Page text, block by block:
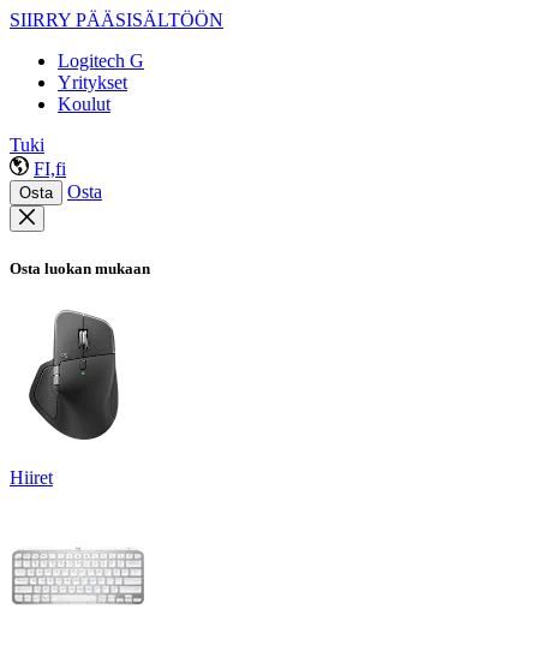
SIIRRY PÄÄSISÄLTÖÖN
Logitech G
Yritykset
Koulut
Tuki
FI,fi
Osta Osta
Osta luokan mukaan
Hiiret